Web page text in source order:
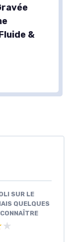
&
SUR LE
QUELQUES